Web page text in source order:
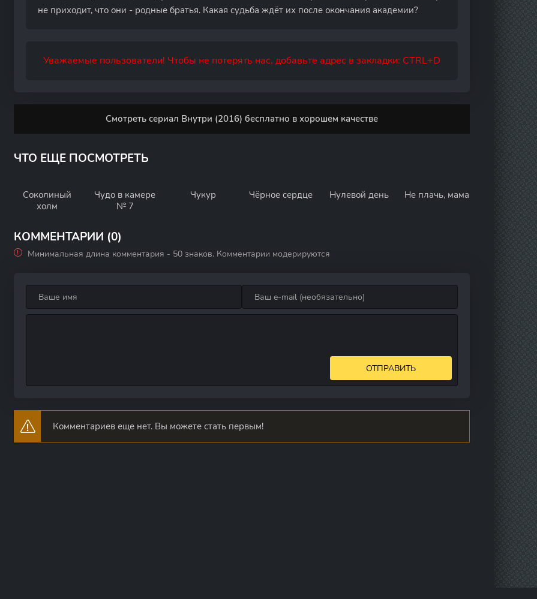
не приходит, что они - родные братья. Какая судьба ждёт их после окончания академии?
Уважаемые пользователи! Чтобы не потерять нас, добавьте адрес в закладки: CTRL+D
Смотреть сериал Внутри (2016) бесплатно в хорошем качестве
ЧТО ЕЩЕ ПОСМОТРЕТЬ
Соколиный
холм
Чудо в камере
№ 7
Чукур Чёрное сердце Нулевой день Не плачь, мама
КОММЕНТАРИИ (0)
Минимальная длина комментария - 50 знаков. Комментарии модерируются
ОТПРАВИТЬ
Комментариев еще нет. Вы можете стать первым!